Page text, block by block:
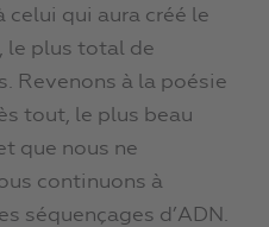
qui aura créé le
le plus total de
Revenons à la poésie
tout, le plus beau
que nous ne
continuons à
séquençages d’ADN.